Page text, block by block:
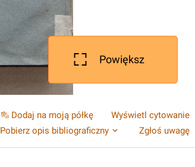
Powiększ
Dodaj na moją półkę
Wyświetl cytowanie
Pobierz opis bibliograficzny
Zgłoś uwagę